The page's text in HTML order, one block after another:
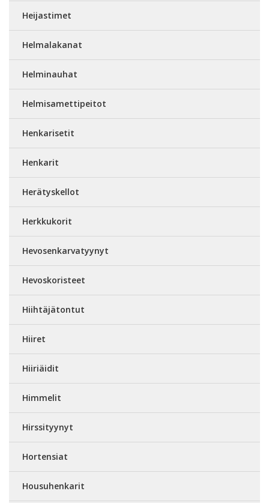
Heijastimet
Helmalakanat
Helminauhat
Helmisamettipeitot
Henkarisetit
Henkarit
Herätyskellot
Herkkukorit
Hevosenkarvatyynyt
Hevoskoristeet
Hiihtäjätontut
Hiiret
Hiiriäidit
Himmelit
Hirssityynyt
Hortensiat
Housuhenkarit